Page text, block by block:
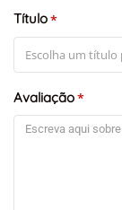
Título*
Avaliação*